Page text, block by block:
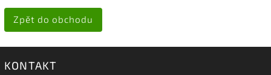
Zpět do obchodu
KONTAKT